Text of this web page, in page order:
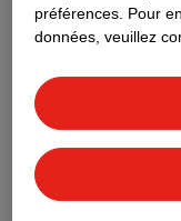
Découvrez dès
de marque
Aussi dans ce
préférences. Pour
données, veuillez